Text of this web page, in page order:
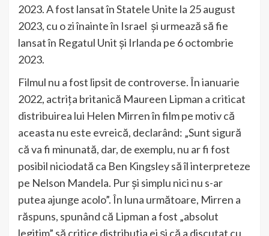
2023. A fost lansat în Statele Unite la 25 august
2023, cu o zi înainte în Israel și urmează să fie
lansat în Regatul Unit și Irlanda pe 6 octombrie
2023.
Filmul nu a fost lipsit de controverse. În ianuarie
2022, actrița britanică Maureen Lipman a criticat
distribuirea lui Helen Mirren în film pe motiv că
aceasta nu este evreică, declarând: „Sunt sigură
că va fi minunată, dar, de exemplu, nu ar fi fost
posibil niciodată ca Ben Kingsley să îl interpreteze
pe Nelson Mandela. Pur și simplu nici nu s-ar
putea ajunge acolo”. În luna următoare, Mirren a
răspuns, spunând că Lipman a fost „absolut
legitim” să critice distribuția ei și că a discutat cu